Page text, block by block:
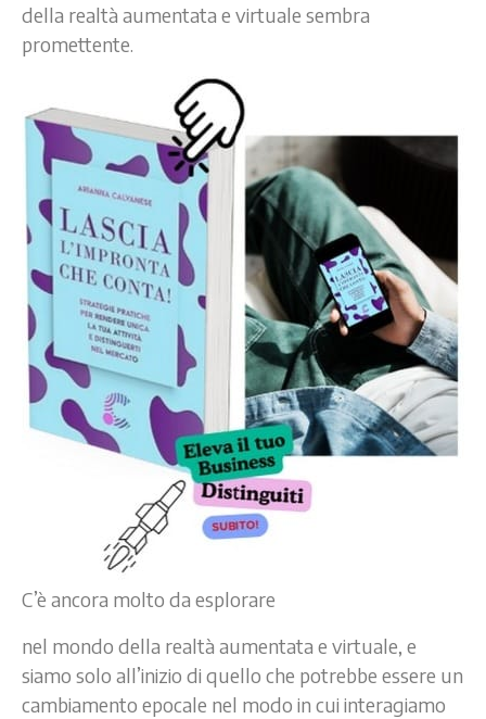
della realtà aumentata e virtuale sembra
promettente.
C’è ancora molto da esplorare
nel mondo della realtà aumentata e virtuale, e
siamo solo all’inizio di quello che potrebbe essere un
cambiamento epocale nel modo in cui interagiamo